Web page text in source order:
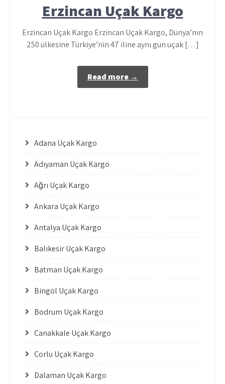
Erzincan Uçak Kargo
Erzincan Uçak Kargo Erzincan Uçak Kargo, Dünya’nın
250 ülkesine Türkiye’nin 47 iline aynı gün uçak […]
Read more →
Adana Uçak Kargo
Adıyaman Uçak Kargo
Ağrı Uçak Kargo
Ankara Uçak Kargo
Antalya Uçak Kargo
Balıkesir Uçak Kargo
Batman Uçak Kargo
Bingöl Uçak Kargo
Bodrum Uçak Kargo
Çanakkale Uçak Kargo
Çorlu Uçak Kargo
Dalaman Uçak Kargo